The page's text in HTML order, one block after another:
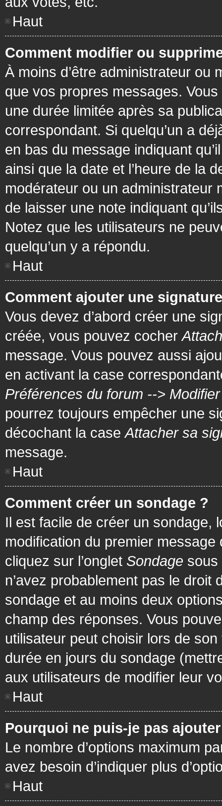
Haut
Comment modifier ou
À moins d’être administrateur ou
que vos propres messages.
une durée limitée après sa
correspondant. Si quelqu’un a
en bas du message indiquant
ainsi que la date et l’heure de la
modérateur ou un administrateur
de laisser une note indiquant
Notez que les utilisateurs ne
quelqu’un y a répondu.
Haut
Comment ajouter une
Vous devez d’abord créer une
créée, vous pouvez cocher
message. Vous pouvez aussi
en activant la case
Préférences du forum -->
pourrez toujours empêcher une
décochant la caseAttacher sa
message.
Haut
Comment créer un sondage ?
Il est facile de créer un sondage,
modification du premier
cliquez sur l’onglet Sondage sous
n’avez probablement pas le
sondage et au moins deux
champ des réponses. Vous
utilisateur peut choisir lors de
durée en jours du sondage
aux utilisateurs de modifier leur
Haut
Pourquoi ne puis-je pas
Le nombre d’options maximum
avez besoin d’indiquer plus
Haut